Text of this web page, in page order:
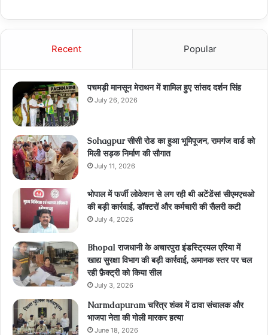
Recent Popular
पचमड़ी मानसून मेराथन में शामिल हुए सांसद दर्शन सिंह
July 26, 2026
Sohagpur सीसी रोड का हुआ भूमिपूजन, रामगंज वार्ड को
मिली सड़क निर्माण की सौगात
July 11, 2026
भोपाल में फर्जी लोकेशन से लग रही थी अटेंडेंस! सीएमएचओ
की बड़ी कार्रवाई, डॉक्टरों और कर्मचारी की सैलरी कटी
July 4, 2026
Bhopal राजधानी के अचारपुरा इंडस्ट्रियल एरिया में
खाद्य सुरक्षा विभाग की बड़ी कार्रवाई, अमानक स्तर पर चल
रही फ़ैक्ट्री को किया सील
July 3, 2026
Narmdapuram चरित्र शंका में ढावा संचालक और
भाजपा नेता की गोली मारकर हत्या
June 18, 2026